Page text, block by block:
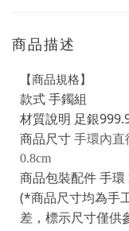
商品描述
【商品規格】
款式 手鐲組
材質說明 足銀
商品尺寸 手環內直
0.8cm
商品包裝配件 手
(*商品尺寸均為手
差，標示尺寸僅供